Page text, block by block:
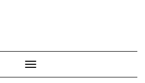
Cambiar modo de navegación